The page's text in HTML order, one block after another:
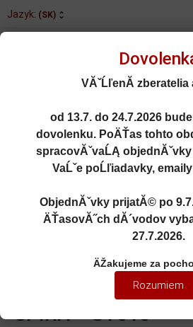
Jazyk: (SK)
0
Rozšírené
Porovnané (0)
1:18 MCLAREN
LANTANA PURPLE
SPIRIT - GT515
VĂˇĹľenĂ­ zberatelia
od 13.7. do 24.7.2026
dovolenku. PoÄŤas tohto
spracovĂˇvaĹĄ
VaĹˇe poĹľiadavky,
ObjednĂˇvky prijatĂ© po
ÄŤasovĂ˝ch dĂ´vodov
27.7.2026.
ÄŽakujeme za
Rozumiem